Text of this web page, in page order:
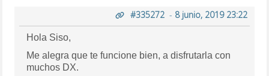
#335272- 8 junio, 2019 23:22
Hola Siso,
Me alegra que te funcione bien, a disfrutarla con
muchos DX.